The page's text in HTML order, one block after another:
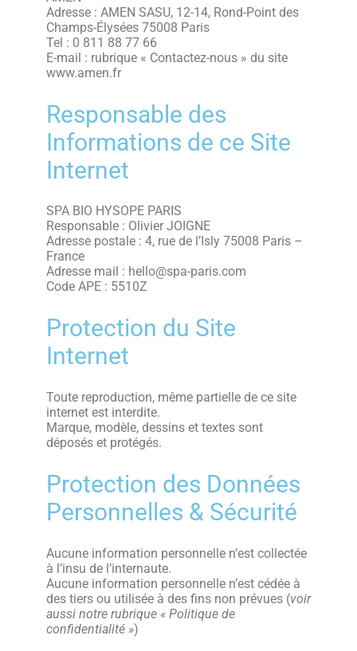
Adresse : AMEN SASU, 12-14, Rond-Point des
Champs-Élysées 75008 Paris
Tel : 0 811 88 77 66
E-mail : rubrique « Contactez-nous » du site
www.amen.fr
Responsable des
Informations de ce Site
Internet
SPA BIO HYSOPE PARIS
Responsable : Olivier JOIGNE
Adresse postale : 4, rue de l’Isly 75008 Paris –
France
Adresse mail : hello@spa-paris.com
Code APE : 5510Z
Protection du Site
Internet
Toute reproduction, même partielle de ce site
internet est interdite.
Marque, modèle, dessins et textes sont
déposés et protégés.
Protection des Données
Personnelles & Sécurité
Aucune information personnelle n’est collectée
à l’insu de l’internaute.
Aucune information personnelle n’est cédée à
des tiers ou utilisée à des fins non prévues (voir
aussi notre rubrique « Politique de
confidentialité »)